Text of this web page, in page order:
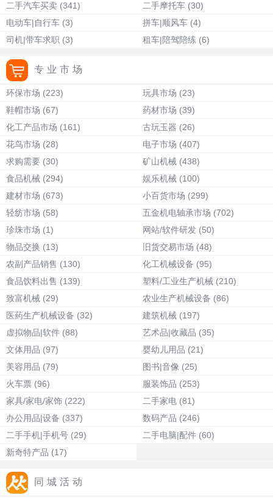
二手汽车买卖 (341) 二手摩托车 (30)
电动车|自行车 (3) 拼车|顺风车 (4)
司机|带车求职 (3) 租车|陪驾陪练 (6)
专业市场
环保市场 (223) 玩具市场 (23)
鞋帽市场 (67) 药材市场 (39)
化工产品市场 (161) 古玩玉器 (26)
花鸟市场 (28) 电子市场 (407)
求购需要 (30) 矿山机械 (438)
食品机械 (294) 娱乐机械 (100)
建材市场 (673) 小百货市场 (299)
轻纺市场 (58) 五金机电轴承市场 (702)
珍珠市场 (1) 网站/软件研发 (50)
物品交换 (13) 旧货交易市场 (48)
农副产品销售 (130) 化工机械设备 (95)
食品饮料出售 (139) 塑料/工业生产机械 (210)
致富机械 (29) 农业生产机械设备 (86)
医药生产机械设备 (32) 建筑机械 (197)
虚拟物品|软件 (88) 艺术品|收藏品 (35)
文体用品 (97) 婴幼儿用品 (21)
美容用品 (79) 图书|音像 (25)
火车票 (96) 服装饰品 (253)
家具/家电/家饰 (222) 二手家电 (81)
办公用品|设备 (337) 数码产品 (246)
二手手机|手机号 (29) 二手电脑|配件 (60)
新奇特产品 (17)
同城活动